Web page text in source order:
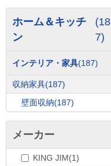
ホーム＆キッチ
ン
(18
7)
インテリア・家具(187)
収納家具(187)
壁面収納(187)
メーカー
KING JIM(1)